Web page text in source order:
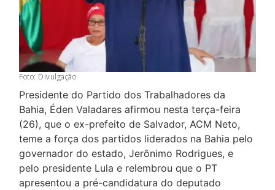
Foto: Divulgação
Presidente do Partido dos Trabalhadores da
Bahia, Éden Valadares afirmou nesta terça-feira
(26), que o ex-prefeito de Salvador, ACM Neto,
teme a força dos partidos liderados na Bahia pelo
governador do estado, Jerônimo Rodrigues, e
pelo presidente Lula e relembrou que o PT
apresentou a pré-candidatura do deputado